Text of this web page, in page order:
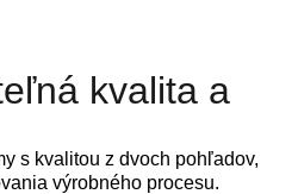
kvalita a
s kvalitou z dvoch pohľadov,
výrobného procesu.